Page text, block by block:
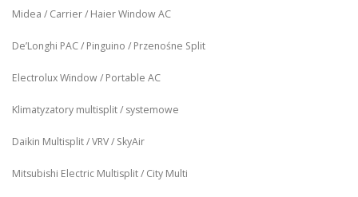
Midea / Carrier / Haier Window AC
De’Longhi PAC / Pinguino / Przenośne Split
Electrolux Window / Portable AC
Klimatyzatory multisplit / systemowe
Daikin Multisplit / VRV / SkyAir
Mitsubishi Electric Multisplit / City Multi